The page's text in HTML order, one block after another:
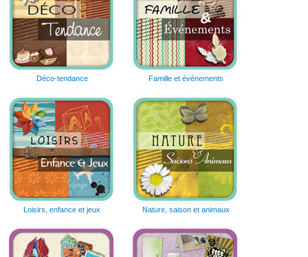
Déco-tendance Famille et événements
Loisirs, enfance et jeux Nature, saison et animaux